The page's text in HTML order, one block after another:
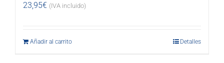
23,95€ (IVA incluido)
Añadir al carrito Detalles